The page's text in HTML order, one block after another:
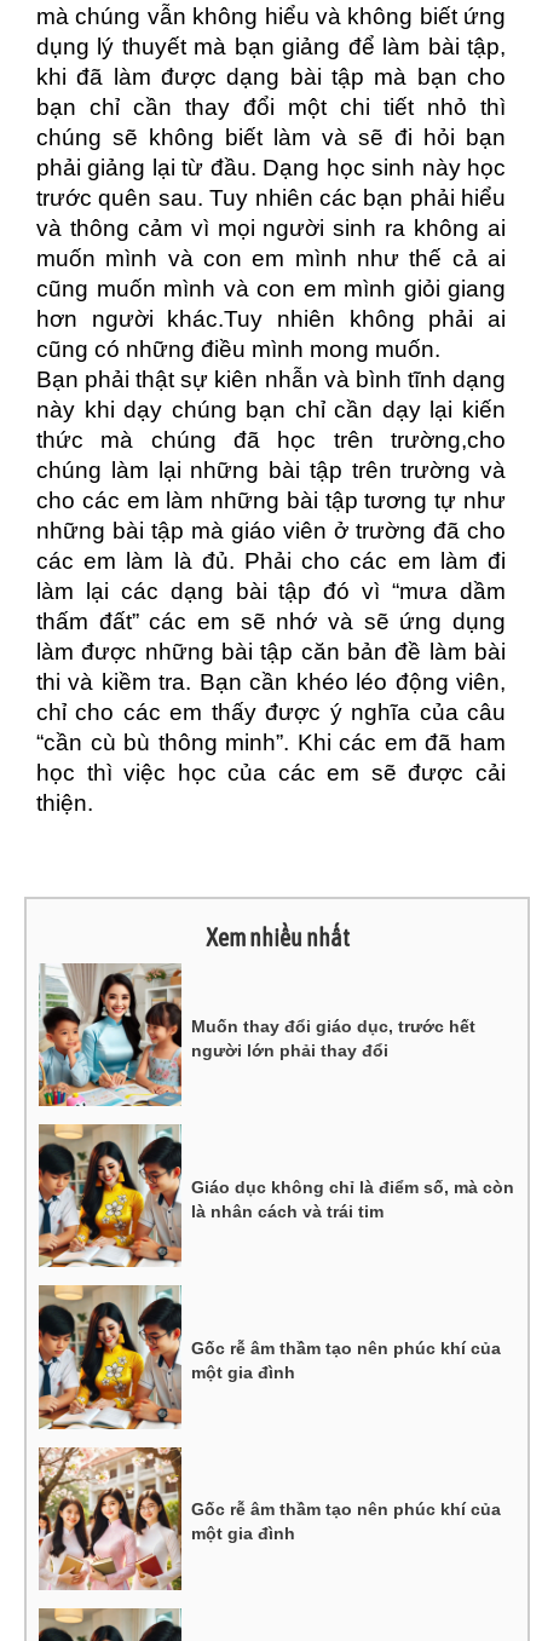
mà chúng vẫn không hiểu và không biết ứng
dụng lý thuyết mà bạn giảng để làm bài tập,
khi đã làm được dạng bài tập mà bạn cho
bạn chỉ cần thay đổi một chi tiết nhỏ thì
chúng sẽ không biết làm và sẽ đi hỏi bạn
phải giảng lại từ đầu. Dạng học sinh này học
trước quên sau. Tuy nhiên các bạn phải hiểu
và thông cảm vì mọi người sinh ra không ai
muốn mình và con em mình như thế cả ai
cũng muốn mình và con em mình giỏi giang
hơn người khác.Tuy nhiên không phải ai
cũng có những điều mình mong muốn.
Bạn phải thật sự kiên nhẫn và bình tĩnh dạng
này khi dạy chúng bạn chỉ cần dạy lại kiến
thức mà chúng đã học trên trường,cho
chúng làm lại những bài tập trên trường và
cho các em làm những bài tập tương tự như
những bài tập mà giáo viên ở trường đã cho
các em làm là đủ. Phải cho các em làm đi
làm lại các dạng bài tập đó vì “mưa dầm
thấm đất” các em sẽ nhớ và sẽ ứng dụng
làm được những bài tập căn bản đề làm bài
thi và kiềm tra. Bạn cần khéo léo động viên,
chỉ cho các em thấy được ý nghĩa của câu
“cần cù bù thông minh”. Khi các em đã ham
học thì việc học của các em sẽ được cải
thiện.
Xem nhiều nhất
Muốn thay đổi giáo dục, trước hết
người lớn phải thay đổi
Giáo dục không chỉ là điểm số, mà còn
là nhân cách và trái tim
Gốc rễ âm thầm tạo nên phúc khí của
một gia đình
Gốc rễ âm thầm tạo nên phúc khí của
một gia đình